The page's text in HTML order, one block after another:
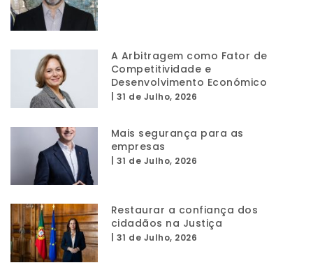
A Arbitragem como Fator de
Competitividade e
Desenvolvimento Económico
31 de Julho, 2026
Mais segurança para as
empresas
31 de Julho, 2026
Restaurar a confiança dos
cidadãos na Justiça
31 de Julho, 2026